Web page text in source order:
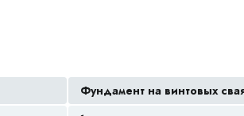
Фундамент на винтовых